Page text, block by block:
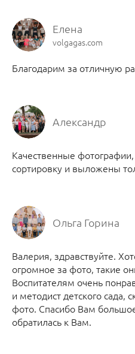
Елена
volgagas.com
Благодарим за отличную
Александр
Качественные
сортировку и выложены
Ольга Горина
Валерия, здравствуйте.
огромное за фото, такие
Воспитателям очень
и методист детского сада,
фото. Спасибо Вам
обратилась к Вам.